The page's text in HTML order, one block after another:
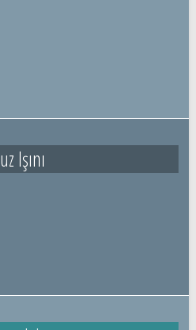
Işını